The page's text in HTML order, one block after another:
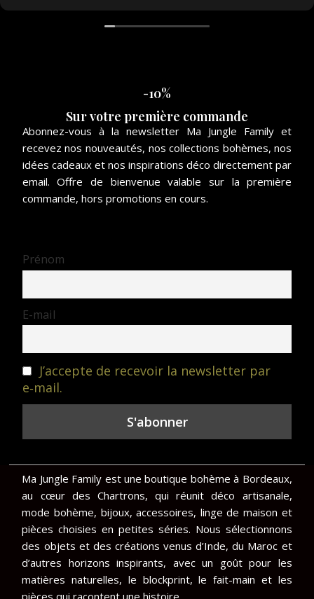
-10%
Sur votre première commande
Abonnez-vous à la newsletter Ma Jungle Family et
recevez nos nouveautés, nos collections bohèmes, nos
idées cadeaux et nos inspirations déco directement par
email. Offre de bienvenue valable sur la première
commande, hors promotions en cours.
Prénom
E-mail
J’accepte de recevoir la newsletter par
e‑mail.
Ma Jungle Family est une boutique bohème à Bordeaux,
au cœur des Chartrons, qui réunit déco artisanale,
mode bohème, bijoux, accessoires, linge de maison et
pièces choisies en petites séries. Nous sélectionnons
des objets et des créations venus d’Inde, du Maroc et
d’autres horizons inspirants, avec un goût pour les
matières naturelles, le blockprint, le fait-main et les